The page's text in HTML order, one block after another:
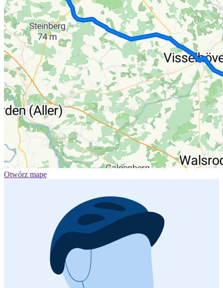
Otwórz mapę